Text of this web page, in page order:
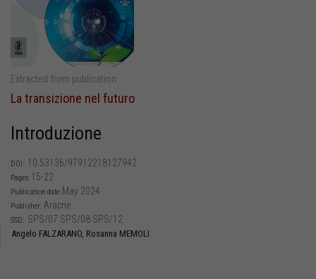
Extracted from publication
La transizione nel futuro
Introduzione
DOI: 10.53136/97912218127942
Pages: 15-22
Publication date: May 2024
Publisher: Aracne
SSD: SPS/07 SPS/08 SPS/12
Angelo FALZARANO, Rosanna MEMOLI